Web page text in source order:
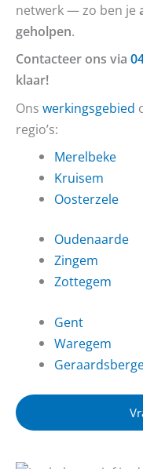
netwerk — zo ben je
geholpen.
Contacteer ons via
klaar!
Ons werkingsgebied
regio’s:
Merelbeke
Kruisem
Oosterzele
Oudenaarde
Zingem
Zottegem
Gent
Waregem